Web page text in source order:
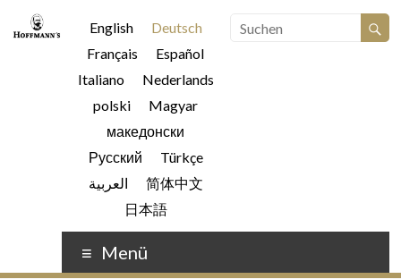
English
Deutsch
Français
Español
Italiano
Nederlands
polski
Magyar
македонски
Русский
Türkçe
العربية
简体中文
日本語
Menü